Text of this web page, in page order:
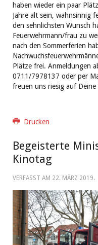
haben wieder ein paar
Jahre alt sein, wahnsinnig
den sehnlichsten Wunsch
Feuerwehrmann/frau zu
nach den Sommerferien
Plätze frei. Anmeldungen
0711/7978137 oder per
freuen uns riesig auf Deine
Drucken
Begeisterte
Kinotag
VERFASST AM 22. MÄRZ 2019.